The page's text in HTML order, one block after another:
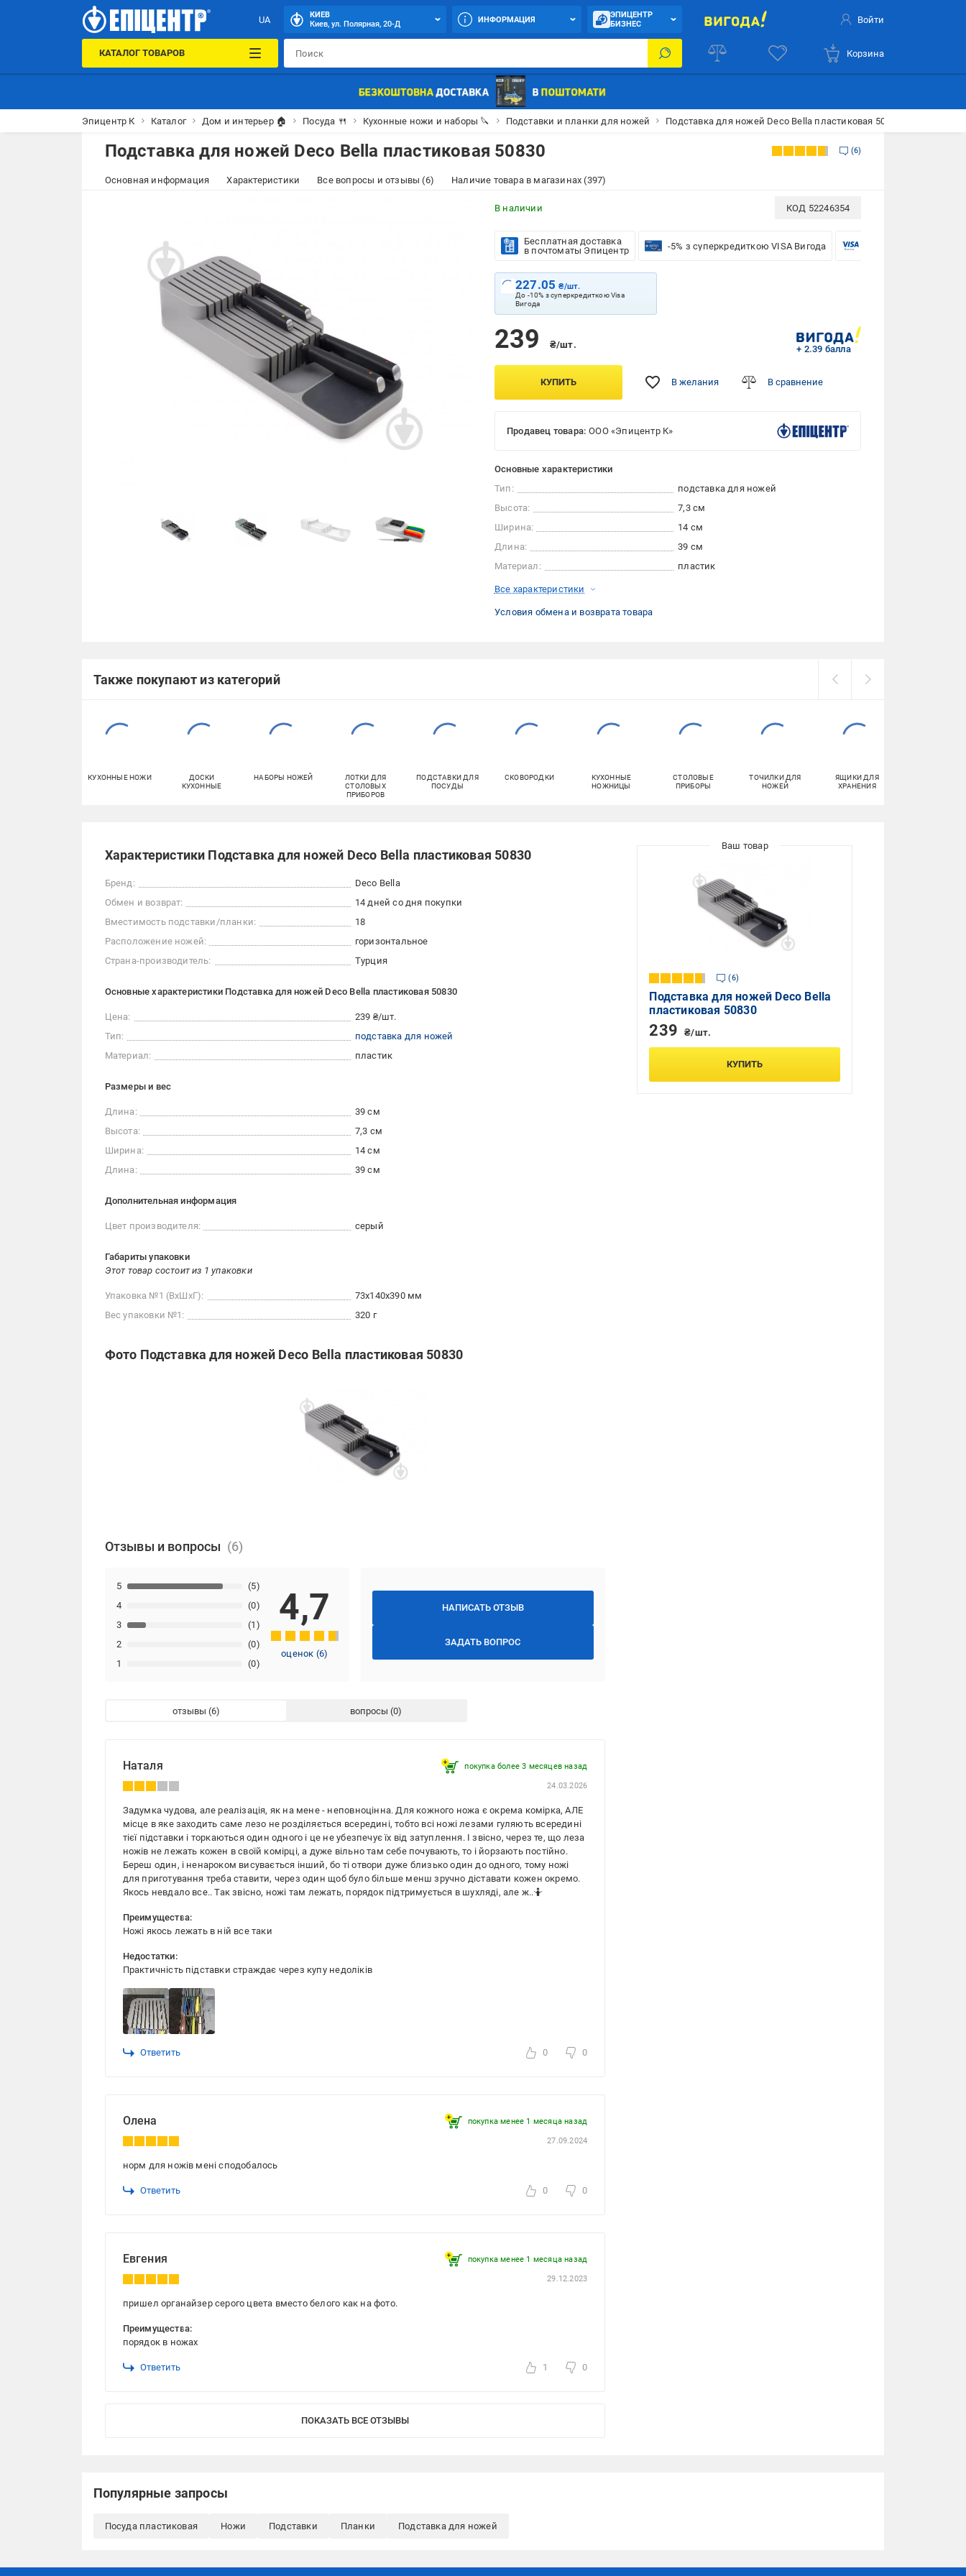
UA
КИЕВ
Киев, ул. Полярная, 20-Д
ИНФОРМАЦИЯ
ЭПИЦЕНТР
БИЗНЕС
Войти
КАТАЛОГ ТОВАРОВ Корзина
Эпицентр К Каталог Дом и интерьер 🏠 Посуда 🍴 Кухонные ножи и наборы 🔪 Подставки и планки для ножей Подставка для ножей Deco Bella пластиковая 50830
Подставка для ножей Deco Bella пластиковая 50830 6
Основная информация Характеристики Все вопросы и отзывы (6) Наличие товара в магазинах (397)
В наличии КОД 52246354
Бесплатная доставка
в почтоматы Эпицентр
-5% з суперкредиткою VISA Вигода
227.05₴/шт.
До -10% з суперкредиткою Visa
Вигода
239 ₴/шт. + 2.39 балла
КУПИТЬ В желания В сравнение
Продавец товара: ООО «Эпицентр К»
Основные характеристики
Тип:
подставка для ножей
Высота:
7,3 см
Ширина:
14 см
Длина:
39 см
Материал:
пластик
Все характеристики
Условия обмена и возврата товара
Также покупают из категорий
КУХОННЫЕ НОЖИ
ДОСКИ
КУХОННЫЕ
НАБОРЫ НОЖЕЙ
ЛОТКИ ДЛЯ
СТОЛОВЫХ
ПРИБОРОВ
ПОДСТАВКИ ДЛЯ
ПОСУДЫ
СКОВОРОДКИ
КУХОННЫЕ
НОЖНИЦЫ
СТОЛОВЫЕ
ПРИБОРЫ
ТОЧИЛКИ ДЛЯ
НОЖЕЙ
ЯЩИКИ ДЛЯ
ХРАНЕНИЯ
Характеристики Подставка для ножей Deco Bella пластиковая 50830
Бренд:
Deco Bella
Обмен и возврат:
14 дней со дня покупки
Вместимость подставки/планки:
18
Расположение ножей:
горизонтальное
Страна-производитель:
Турция
Основные характеристики Подставка для ножей Deco Bella пластиковая 50830
Цена:
239 ₴/шт.
Тип:
подставка для ножей
Материал:
пластик
Размеры и вес
Длина:
39 см
Высота:
7,3 см
Ширина:
14 см
Длина:
39 см
Дополнительная информация
Цвет производителя: серый
Габариты упаковки
Этот товар состоит из 1 упаковки
Упаковка №1 (ВхШхГ):
73x140x390 мм
Вес упаковки №1:
320 г
Фото Подставка для ножей Deco Bella пластиковая 50830
Отзывы и вопросы
НАПИСАТЬ ОТЗЫВ
ЗАДАТЬ ВОПРОС
1 (0)
2 (0)
3 (1)
4 (0)
5 (5)
4,7
оценок (6)
отзывы вопросы
Наталя покупка более 3 месяцев назад
24.03.2026
Задумка чудова, але реалізація, як на мене - неповноцінна. Для кожного ножа є окрема комірка, АЛЕ
місце в яке заходить саме лезо не розділяється всередині, тобто всі ножі лезами гуляють всередині
тієї підставки і торкаються один одного і це не убезпечує їх від затуплення. І звісно, через те, що леза
ножів не лежать кожен в своїй комірці, а дуже вільно там себе почувають, то і йорзають постійно.
Береш один, і ненароком висувається інший, бо ті отвори дуже близько один до одного, тому ножі
для приготування треба ставити, через один щоб було більше менш зручно діставати кожен окремо.
Якось невдало все.. Так звісно, ножі там лежать, порядок підтримується в шухляді, але ж..🤷
Преимущества:
Ножі якось лежать в ній все таки
Недостатки:
Практичність підставки страждає через купу недоліків
Ответить 0 0
Олена покупка менее 1 месяца назад
27.09.2024
норм для ножів мені сподобалось
Ответить 0 0
Евгения покупка менее 1 месяца назад
29.12.2023
пришел органайзер серого цвета вместо белого как на фото.
Преимущества:
порядок в ножах
Ответить 1 0
ПОКАЗАТЬ ВСЕ ОТЗЫВЫ
6
Подставка для ножей Deco Bella
пластиковая 50830
239 ₴/шт.
КУПИТЬ
Популярные запросы
Посуда пластиковая Ножи Подставки Планки Подставка для ножей